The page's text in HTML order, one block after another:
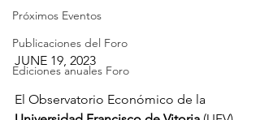
Próximos Eventos
Publicaciones del Foro
Ediciones anuales Foro
JUNE 19, 2023
El Observatorio Económico de la